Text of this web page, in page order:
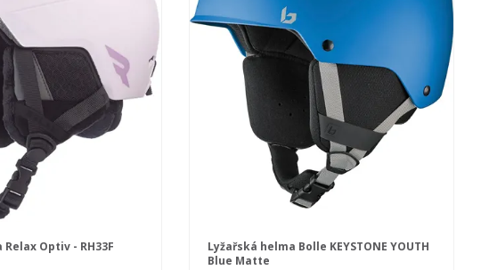
Optiv - RH33F
Lyžařská helma Bolle KEYSTONE YOUTH
Blue Matte